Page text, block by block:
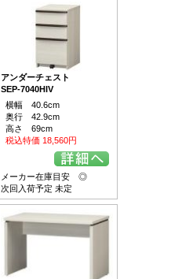
アンダーチェスト
SEP-7040HIV
横幅 40.6cm
奥行 42.9cm
高さ 69cm
税込特価 18,560円
メーカー在庫目安 ◎
次回入荷予定 未定